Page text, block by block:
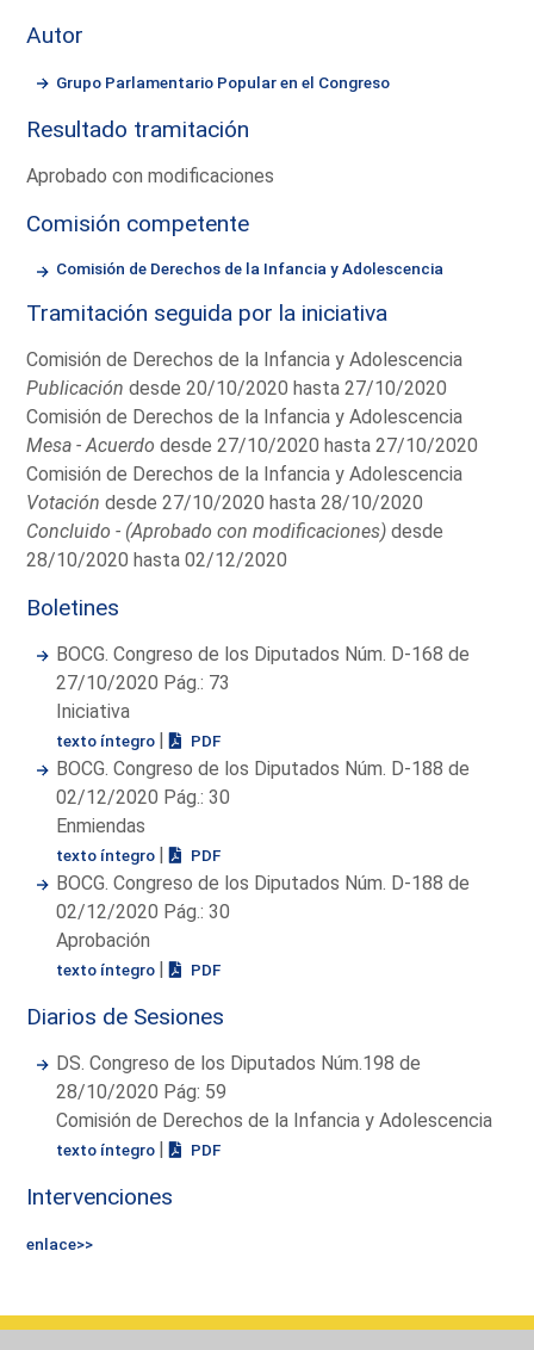
Autor
Grupo Parlamentario Popular en el Congreso
Resultado tramitación
Aprobado con modificaciones
Comisión competente
Comisión de Derechos de la Infancia y Adolescencia
Tramitación seguida por la iniciativa
Comisión de Derechos de la Infancia y Adolescencia
Publicación desde 20/10/2020 hasta 27/10/2020
Comisión de Derechos de la Infancia y Adolescencia
Mesa - Acuerdo desde 27/10/2020 hasta 27/10/2020
Comisión de Derechos de la Infancia y Adolescencia
Votación desde 27/10/2020 hasta 28/10/2020
Concluido - (Aprobado con modificaciones) desde
28/10/2020 hasta 02/12/2020
Boletines
BOCG. Congreso de los Diputados Núm. D-168 de
27/10/2020 Pág.: 73
Iniciativa
texto íntegro | PDF
BOCG. Congreso de los Diputados Núm. D-188 de
02/12/2020 Pág.: 30
Enmiendas
texto íntegro | PDF
BOCG. Congreso de los Diputados Núm. D-188 de
02/12/2020 Pág.: 30
Aprobación
texto íntegro | PDF
Diarios de Sesiones
DS. Congreso de los Diputados Núm.198 de
28/10/2020 Pág: 59
Comisión de Derechos de la Infancia y Adolescencia
texto íntegro | PDF
Intervenciones
enlace>>